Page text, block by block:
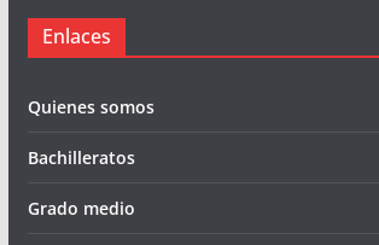
Enlaces
Quienes somos
Bachilleratos
Grado medio